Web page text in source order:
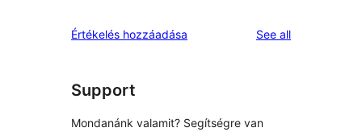
reviews
star
Értékelés hozzáadása See allreviews
Support
Mondanánk valamit? Segítségre van